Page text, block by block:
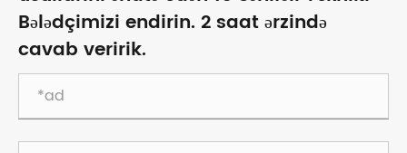
Bələdçimizi endirin. 2 saat ərzində
cavab veririk.